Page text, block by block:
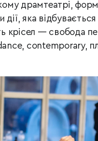
драмтеатрі,
дії, яка
крісел — свобода
contemporary,